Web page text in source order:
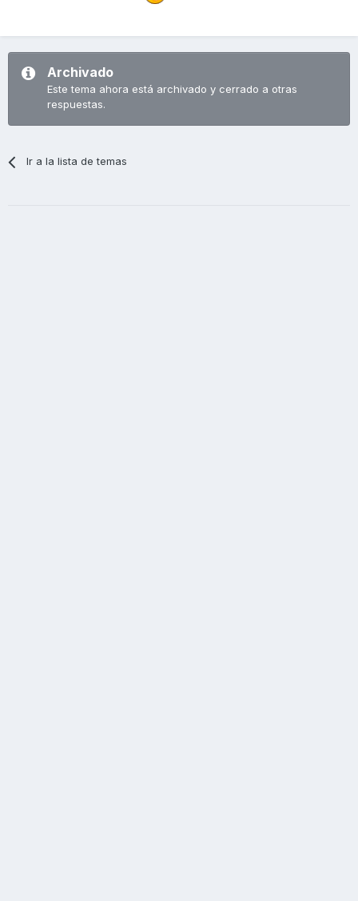
Archivado
Este tema ahora está archivado y cerrado a otras
respuestas.
Ir a la lista de temas